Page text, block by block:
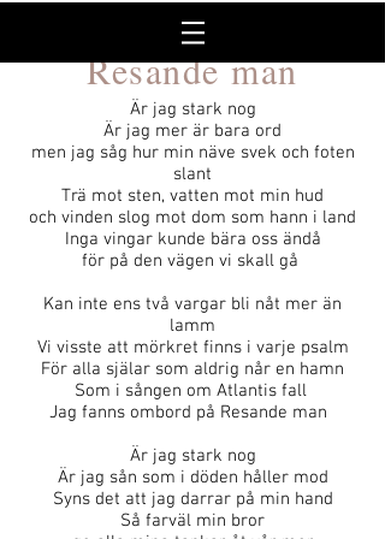
Resande man
Är jag stark nog
Är jag mer är bara ord
men jag såg hur min näve svek och foten
slant
Trä mot sten, vatten mot min hud
och vinden slog mot dom som hann i land
Inga vingar kunde bära oss ändå
för på den vägen vi skall gå
Kan inte ens två vargar bli nåt mer än
lamm
Vi visste att mörkret finns i varje psalm
För alla själar som aldrig når en hamn
Som i sången om Atlantis fall
Jag fanns ombord på Resande man
Är jag stark nog
Är jag sån som i döden håller mod
Syns det att jag darrar på min hand
Så farväl min bror